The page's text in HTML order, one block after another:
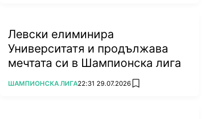
Левски елиминира
Университатя и продължава
мечтата си в Шампионска лига
ПОВЕЧЕ ОТ
ШАМПИОНСКА ЛИГА22:31 29.07.2026 add favorites